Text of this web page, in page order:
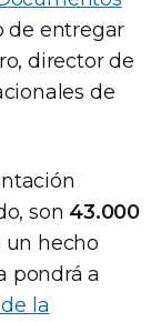
de entregar
director de
de
son 43.000
un hecho
pondrá a
la